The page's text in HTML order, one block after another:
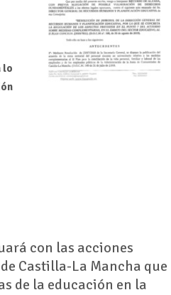
lo
con las acciones
Castilla-La Mancha que
de la educación en la